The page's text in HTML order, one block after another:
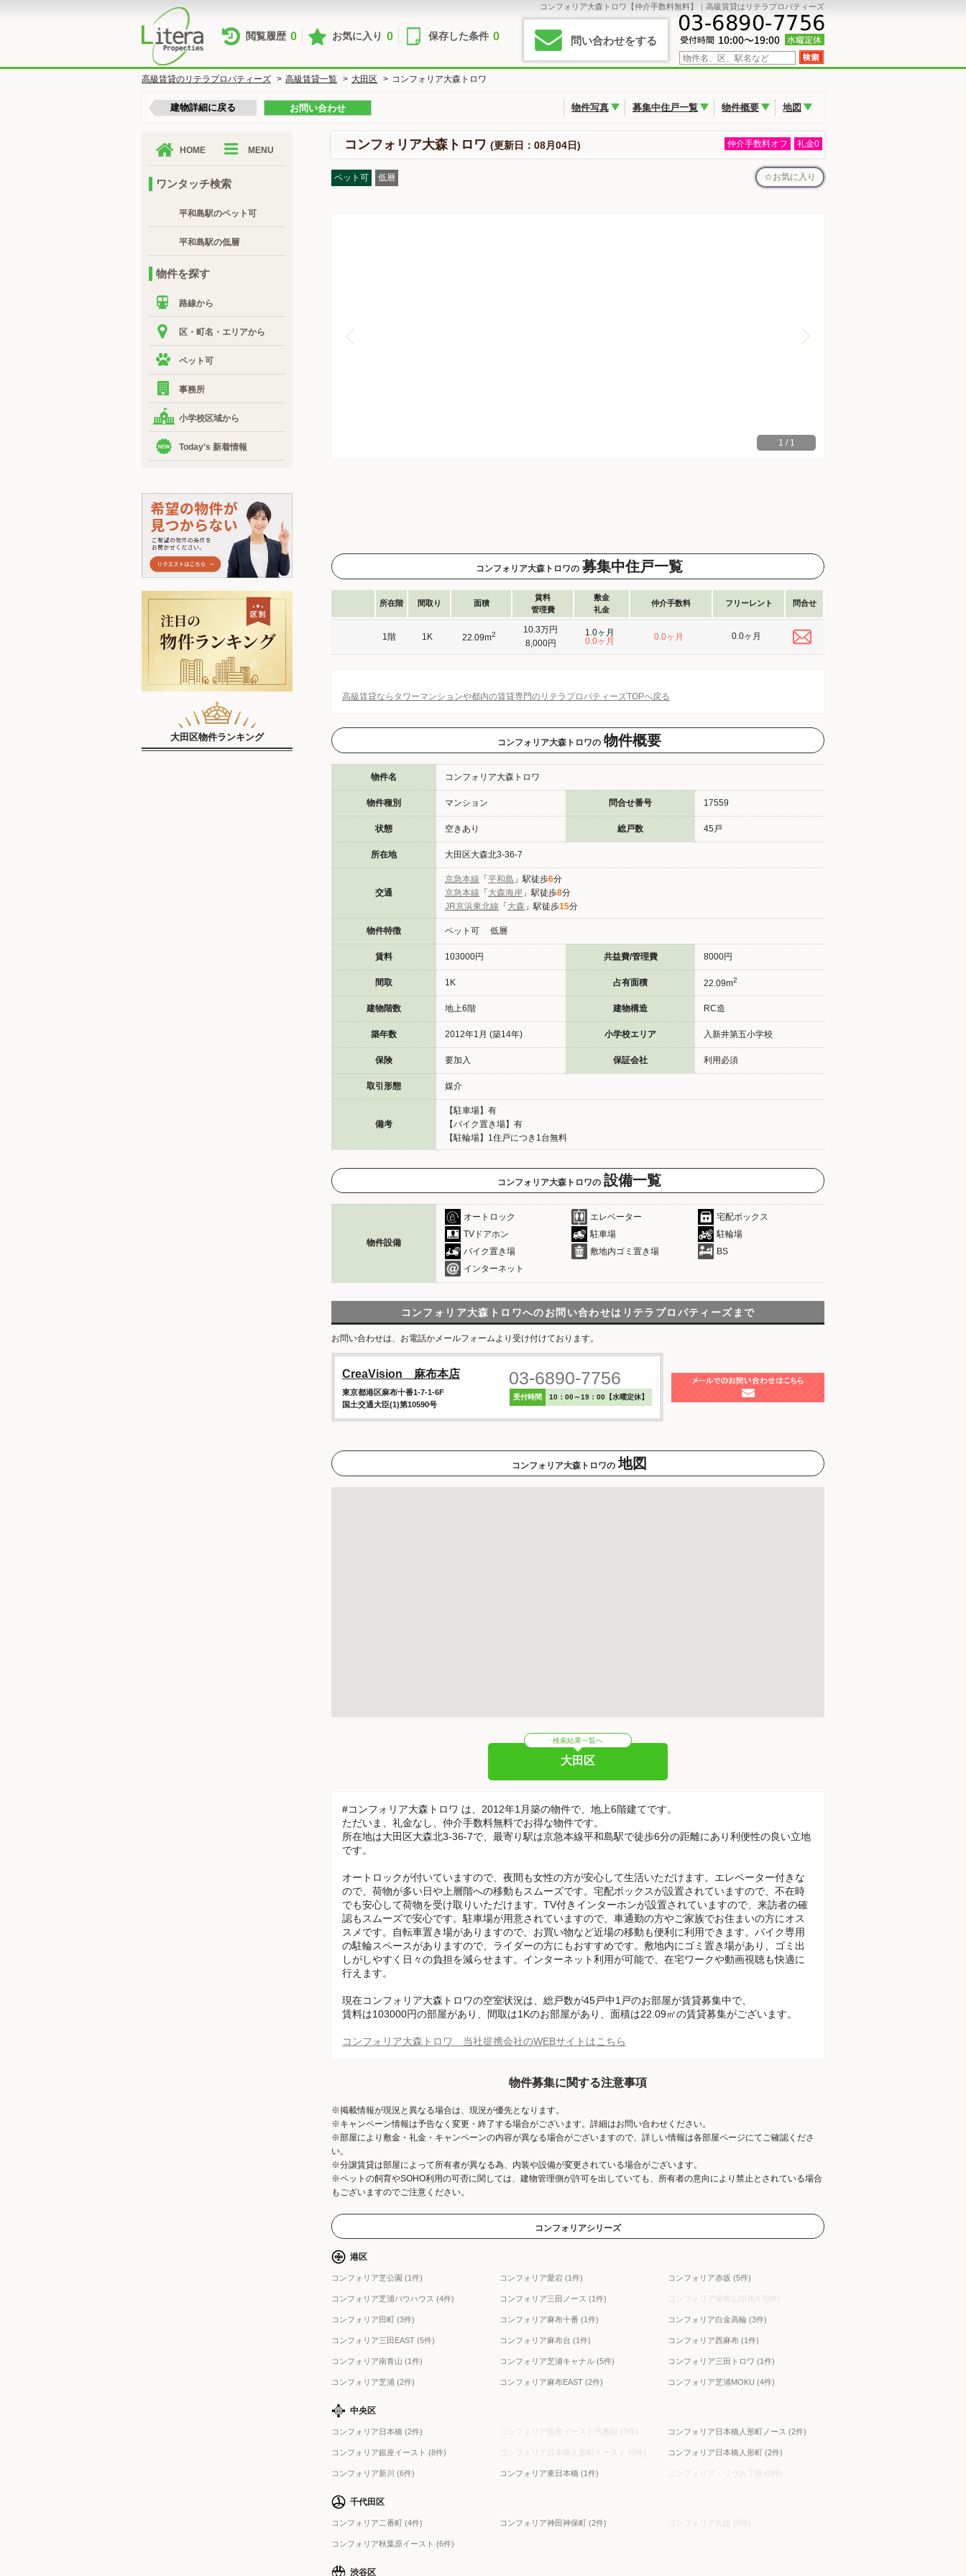
コンフォリア大森トロワ【仲介手数料無料】｜高級賃貸はリテラプロパティーズ
閲覧履歴 0 お気に入り 0 保存した条件 0 問い合わせをする
高級賃貸のリテラプロパティーズ > 高級賃貸一覧 > 大田区 > コンフォリア大森トロワ
建物詳細に戻る お問い合わせ 物件写真 募集中住戸一覧 物件概要 地図
コンフォリア大森トロワ (更新日：08月04日) 仲介手数料オフ 礼金0
ペット可 低層 お気に入り
1 / 1
コンフォリア大森トロワの 募集中住戸一覧
所在階 間取り 面積
賃料
管理費
敷金
礼金
仲介手数料 フリーレント 問合せ
10.3万円
8,000円
1.0ヶ月
0.0ヶ月
0.0ヶ月 0.0ヶ月
1階 1K 22.09m2
高級賃貸ならタワーマンションや都内の賃貸専門のリテラプロパティーズTOPへ戻る
コンフォリア大森トロワの 物件概要
物件名 コンフォリア大森トロワ
物件種別 マンション 問合せ番号 17559
状態 空きあり 総戸数 45戸
所在地 大田区大森北3-36-7
交通
京急本線 「平和島 」駅徒歩6分
京急本線 「大森海岸 」駅徒歩8分
JR京浜東北線 「大森 」駅徒歩15分
物件特徴 ペット可 低層
賃料 103000円 共益費/管理費 8000円
間取 1K 占有面積 22.09m2
建物階数 地上6階 建物構造 RC造
築年数 2012年1月 (築14年) 小学校エリア 入新井第五小学校
保険 要加入 保証会社 利用必須
取引形態 媒介
備考
【駐車場】有
【バイク置き場】有
【駐輪場】1住戸につき1台無料
コンフォリア大森トロワの 設備一覧
物件設備
オートロック エレベーター
宅配ボックス
TVドアホン
駐車場
駐輪場
バイク置き場
敷地内ゴミ置き場
BS
インターネット
コンフォリア大森トロワへのお問い合わせは リテラプロパティーズまで
お問い合わせは、お電話かメールフォームより受け付けております。
CreaVision 麻布本店
東京都港区麻布十番1-7-1-6F
国土交通大臣(1)第10590号
03-6890-7756
受付時間 10：00～19：00【水曜定休】
コンフォリア大森トロワの 地図
検索結果一覧へ
大田区
#コンフォリア大森トロワ は、2012年1月築の物件で、地上6階建てです。
ただいま、礼金なし、仲介手数料無料でお得な物件です。
所在地は大田区大森北3-36-7で、最寄り駅は京急本線平和島駅で徒歩6分の距離にあり利便性の良い立地
です。
オートロックが付いていますので、夜間も女性の方が安心して生活いただけます。エレベーター付きな
ので、荷物が多い日や上層階への移動もスムーズです。宅配ボックスが設置されていますので、不在時
でも安心して荷物を受け取りいただけます。TV付きインターホンが設置されていますので、来訪者の確
認もスムーズで安心です。駐車場が用意されていますので、車通勤の方やご家族でお住まいの方にオス
スメです。自転車置き場がありますので、お買い物など近場の移動も便利に利用できます。バイク専用
の駐輪スペースがありますので、ライダーの方にもおすすめです。敷地内にゴミ置き場があり、ゴミ出
しがしやすく日々の負担を減らせます。インターネット利用が可能で、在宅ワークや動画視聴も快適に
行えます。
現在コンフォリア大森トロワの空室状況は、総戸数が45戸中1戸のお部屋が賃貸募集中で、
賃料は103000円の部屋があり、間取は1Kのお部屋があり、面積は22.09㎡の賃貸募集がございます。
コンフォリア大森トロワ 当社提携会社のWEBサイトはこちら
物件募集に関する注意事項
※掲載情報が現況と異なる場合は、現況が優先となります。
※キャンペーン情報は予告なく変更・終了する場合がございます。詳細はお問い合わせください。
※部屋により敷金・礼金・キャンペーンの内容が異なる場合がございますので、詳しい情報は各部屋ページにてご確認くださ
い。
※分譲賃貸は部屋によって所有者が異なる為、内装や設備が変更されている場合がございます。
※ペットの飼育やSOHO利用の可否に関しては、建物管理側が許可を出していても、所有者の意向により禁止とされている場合
もございますのでご注意ください。
コンフォリアシリーズ
港区
コンフォリア芝公園 (1件) コンフォリア愛宕 (1件) コンフォリア赤坂 (5件)
コンフォリア芝浦バウハウス (4件) コンフォリア三田ノース (1件) コンフォリア南青山DUEX (0件)
コンフォリア田町 (3件) コンフォリア麻布十番 (1件) コンフォリア白金高輪 (3件)
コンフォリア三田EAST (5件) コンフォリア麻布台 (1件) コンフォリア西麻布 (1件)
コンフォリア南青山 (1件) コンフォリア芝浦キャナル (5件) コンフォリア三田トロワ (1件)
コンフォリア芝浦 (2件) コンフォリア麻布EAST (2件) コンフォリア芝浦MOKU (4件)
中央区
コンフォリア日本橋 (2件) コンフォリア銀座イースト弐番館 (0件) コンフォリア日本橋人形町ノース (2件)
コンフォリア銀座イースト (8件) コンフォリア日本橋人形町イースト (0件) コンフォリア日本橋人形町 (2件)
コンフォリア新川 (6件) コンフォリア東日本橋 (1件) コンフォリア・リヴ八丁堀 (0件)
千代田区
コンフォリア二番町 (4件) コンフォリア神田神保町 (2件) コンフォリア九段 (0件)
コンフォリア秋葉原イースト (6件)
渋谷区
HOME MENU
ワンタッチ検索
平和島駅のペット可
平和島駅の低層
物件を探す
路線から
区・町名・エリアから
ペット可
事務所
小学校区域から
Today’s 新着情報
大田区物件ランキング